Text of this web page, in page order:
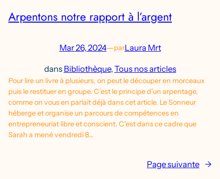
Arpentons notre rapport à l’argent
Mar 26, 2024—parLaura Mrt
dans Bibliothèque, Tous nos articles
Pour lire un livre à plusieurs, on peut le découper en morceaux
puis le restituer en groupe. C’est le principe d’un arpentage,
comme on vous en parlait déjà dans cet article. Le Sonneur
héberge et organise un parcours de compétences en
entrepreneuriat libre et conscient. C’est dans ce cadre que
Sarah a mené vendredi 8…
Page suivante →